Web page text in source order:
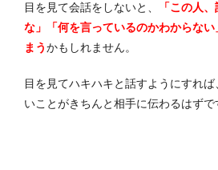
目を見て会話をしないと、
「この人
な」「何を言っているのかわからな
まうかもしれません。
目を見てハキハキと話すようにすれ
いことがきちんと相手に伝わるはずで